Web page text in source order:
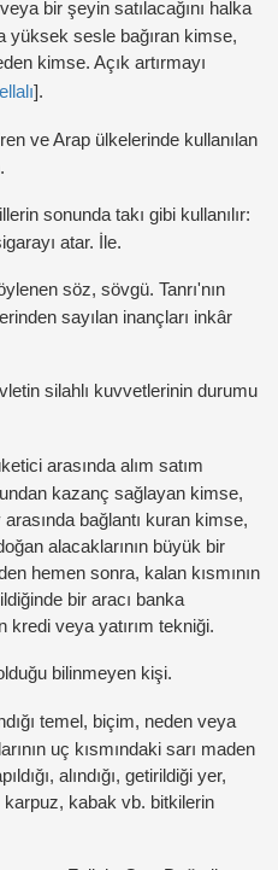
bir şeyin satılacağını halka
yüksek sesle bağıran kimse,
kimse. Açık artırmayı
].
ve Arap ülkelerinde kullanılan
sonunda takı gibi kullanılır:
atar. İle.
söz, sövgü. Tanrı'nın
sayılan inançları inkâr
silahlı kuvvetlerinin durumu
arasında alım satım
kazanç sağlayan kimse,
bağlantı kuran kimse,
alacaklarının büyük bir
hemen sonra, kalan kısmının
bir aracı banka
kredi veya yatırım tekniği.
bilinmeyen kişi.
temel, biçim, neden veya
uç kısmındaki sarı maden
alındığı, getirildiği yer,
karpuz, kabak vb. bitkilerin